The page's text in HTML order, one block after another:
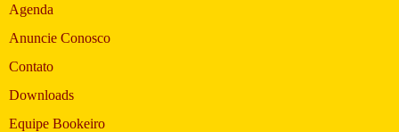
Agenda
Anuncie Conosco
Contato
Downloads
Equipe Bookeiro